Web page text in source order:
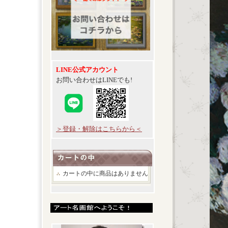
LINE公式アカウント
お問い合わせはLINEでも!
＞登録・解除はこちらから＜
カートの中に商品はありません